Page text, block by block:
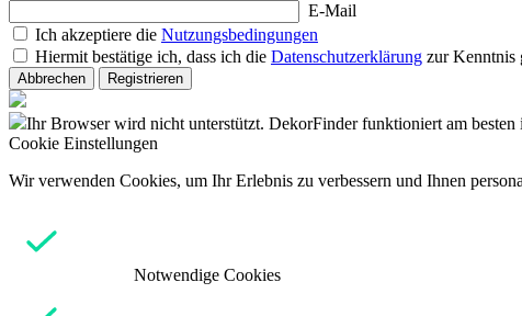
E-Mail
Ich akzeptiere die Nutzungsbedingungen
Hiermit bestätige ich, dass ich die Datenschutzerklärung zur Kenntnis
Abbrechen Registrieren
Ihr Browser wird nicht unterstützt. DekorFinder funktioniert am
Cookie Einstellungen
Wir verwenden Cookies, um Ihr Erlebnis zu verbessern und Ihnen
Notwendige Cookies